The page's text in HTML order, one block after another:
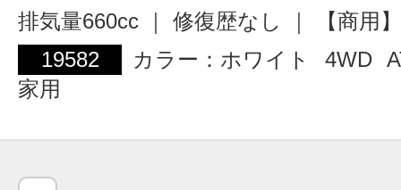
排気量660cc ｜ 修復歴なし ｜ 【商用
19582
カラー：ホワイト 4WD
家用